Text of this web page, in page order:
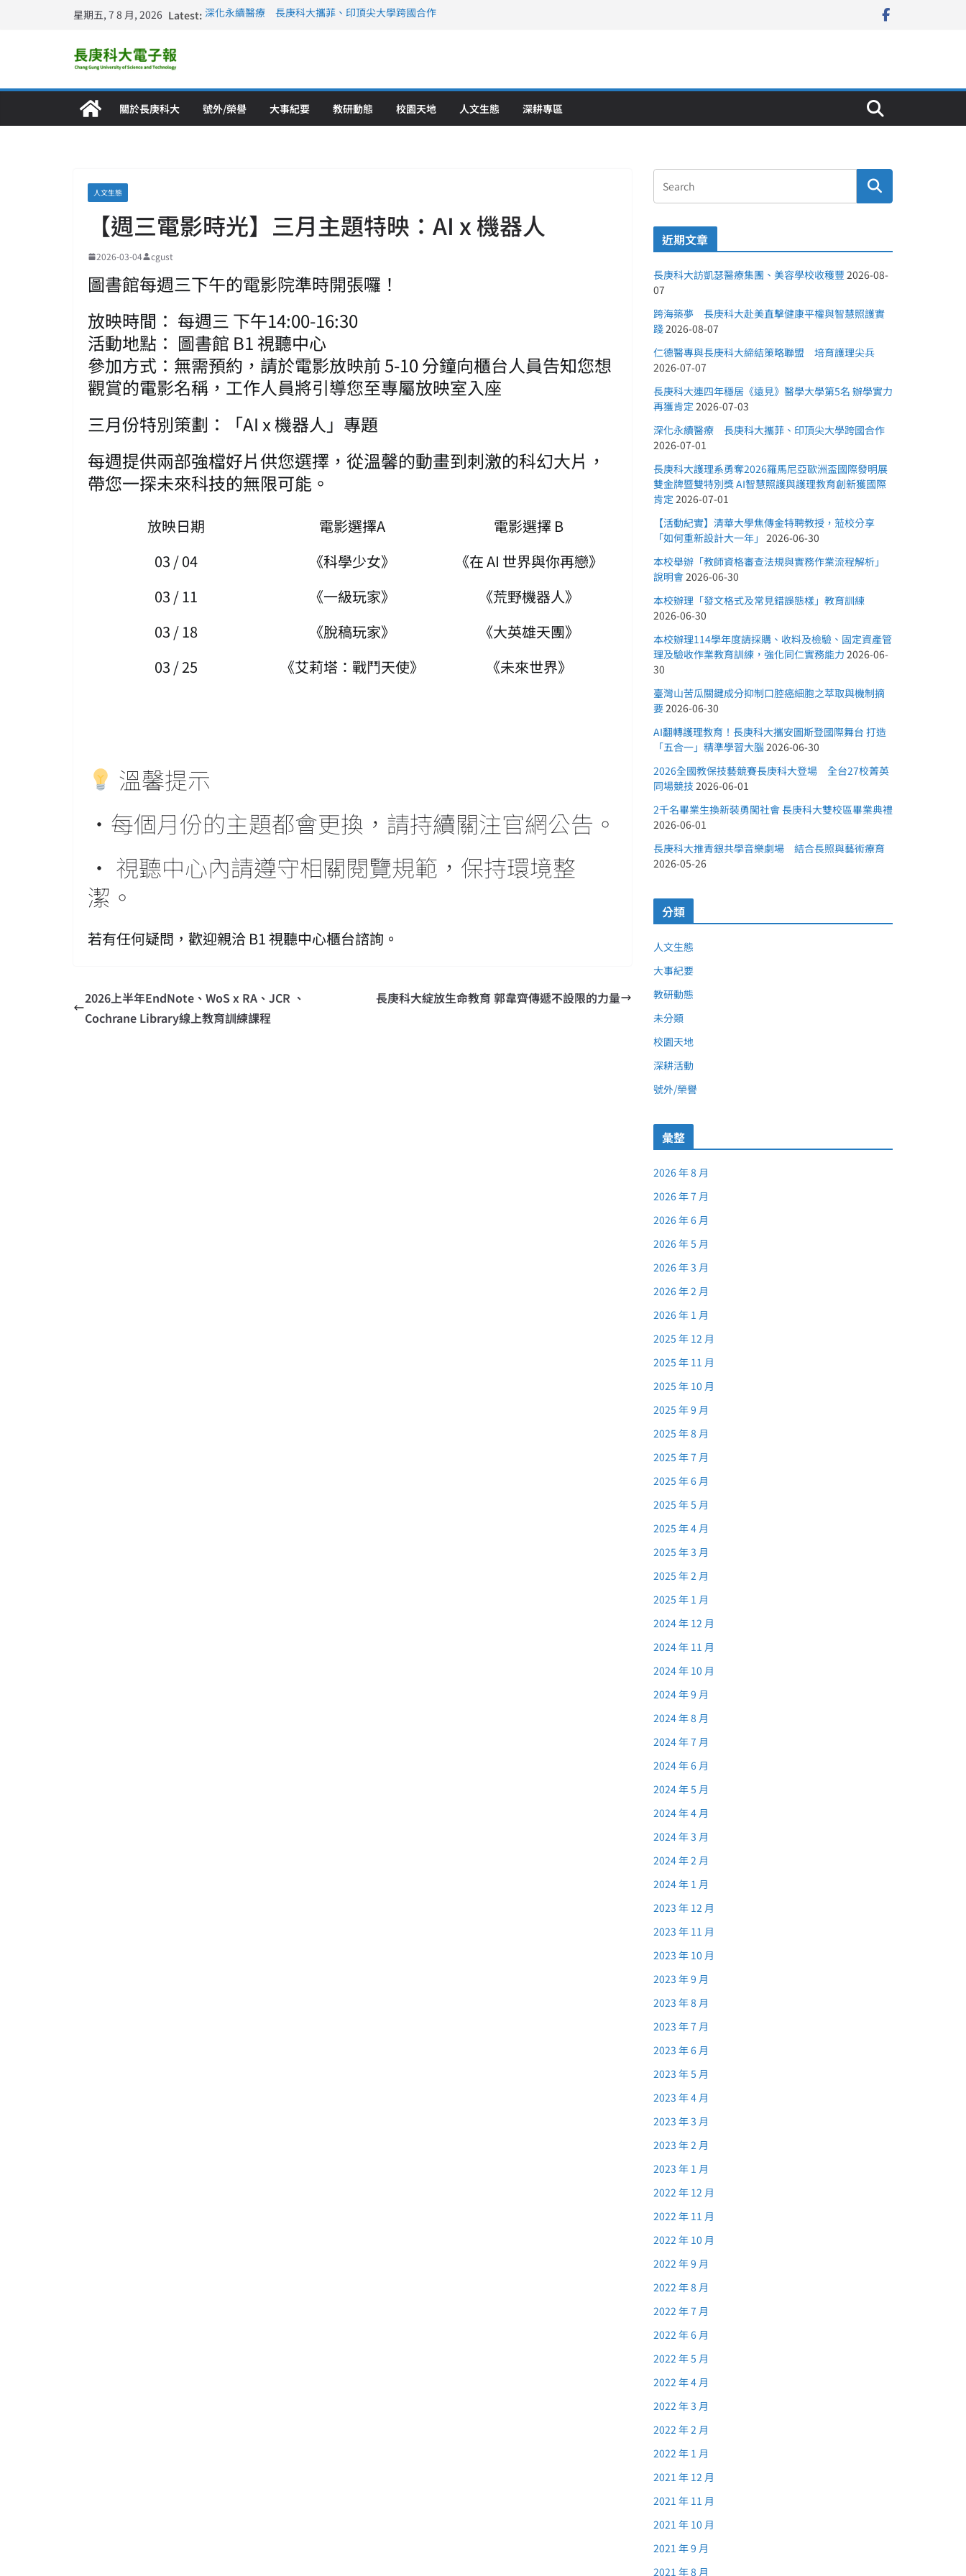
星期五, 7 8 月, 2026 Latest: 深化永續醫療 長庚科大攜菲、印頂尖大學跨國合作
關於長庚科大 號外/榮譽 大事紀要 教研動態 校園天地 人文生態 深耕專區
人文生態
【週三電影時光】三月主題特映：AI x 機器人
2026-03-04 cgust
圖書館每週三下午的電影院準時開張囉！
放映時間： 每週三 下午14:00-16:30
活動地點： 圖書館 B1 視聽中心
參加方式：無需預約，請於電影放映前 5-10 分鐘向櫃台人員告知您想
觀賞的電影名稱，工作人員將引導您至專屬放映室入座
三月份特別策劃：「AI x 機器人」專題
每週提供兩部強檔好片供您選擇，從溫馨的動畫到刺激的科幻大片，
帶您一探未來科技的無限可能。
放映日期 電影選擇A
電影選擇 B
03 / 04
《科學少女》
《在 AI 世界與你再戀》
03 / 11
《一級玩家》
《荒野機器人》
03 / 18
《脫稿玩家》
《大英雄天團》
03 / 25
《艾莉塔：戰鬥天使》 《未來世界》
溫馨提示
·每個月份的主題都會更換，請持續關注官網公告。
· 視聽中心內請遵守相關閱覽規範，保持環境整
潔。
若有任何疑問，歡迎親洽 B1 視聽中心櫃台諮詢。
2026上半年EndNote、WoS x RA、JCR 、
Cochrane Library線上教育訓練課程
長庚科大綻放生命教育 郭韋齊傳遞不設限的力量
近期文章
長庚科大訪凱瑟醫療集團、美容學校收穫豐 2026-08-
07
跨海築夢 長庚科大赴美直擊健康平權與智慧照護實
踐2026-08-07
仁德醫專與長庚科大締結策略聯盟 培育護理尖兵
2026-07-07
長庚科大連四年穩居《遠見》醫學大學第5名 辦學實力
再獲肯定 2026-07-03
深化永續醫療 長庚科大攜菲、印頂尖大學跨國合作
2026-07-01
長庚科大護理系勇奪2026羅馬尼亞歐洲盃國際發明展
雙金牌暨雙特別獎 AI智慧照護與護理教育創新獲國際
肯定 2026-07-01
【活動紀實】清華大學焦傳金特聘教授，蒞校分享
「如何重新設計大一年」 2026-06-30
本校舉辦「教師資格審查法規與實務作業流程解析」
說明會2026-06-30
本校辦理「發文格式及常見錯誤態樣」教育訓練
2026-06-30
本校辦理114學年度請採購、收料及檢驗、固定資產管
理及驗收作業教育訓練，強化同仁實務能力 2026-06-
30
臺灣山苦瓜關鍵成分抑制口腔癌細胞之萃取與機制摘
要2026-06-30
AI翻轉護理教育！長庚科大攜安圖斯登國際舞台 打造
「五合一」精準學習大腦 2026-06-30
2026全國教保技藝競賽長庚科大登場 全台27校菁英
同場競技 2026-06-01
2千名畢業生換新裝勇闖社會 長庚科大雙校區畢業典禮
2026-06-01
長庚科大推青銀共學音樂劇場 結合長照與藝術療育
2026-05-26
分類
人文生態
大事紀要
教研動態
未分類
校園天地
深耕活動
號外/榮譽
彙整
2026 年 8 月
2026 年 7 月
2026 年 6 月
2026 年 5 月
2026 年 3 月
2026 年 2 月
2026 年 1 月
2025 年 12 月
2025 年 11 月
2025 年 10 月
2025 年 9 月
2025 年 8 月
2025 年 7 月
2025 年 6 月
2025 年 5 月
2025 年 4 月
2025 年 3 月
2025 年 2 月
2025 年 1 月
2024 年 12 月
2024 年 11 月
2024 年 10 月
2024 年 9 月
2024 年 8 月
2024 年 7 月
2024 年 6 月
2024 年 5 月
2024 年 4 月
2024 年 3 月
2024 年 2 月
2024 年 1 月
2023 年 12 月
2023 年 11 月
2023 年 10 月
2023 年 9 月
2023 年 8 月
2023 年 7 月
2023 年 6 月
2023 年 5 月
2023 年 4 月
2023 年 3 月
2023 年 2 月
2023 年 1 月
2022 年 12 月
2022 年 11 月
2022 年 10 月
2022 年 9 月
2022 年 8 月
2022 年 7 月
2022 年 6 月
2022 年 5 月
2022 年 4 月
2022 年 3 月
2022 年 2 月
2022 年 1 月
2021 年 12 月
2021 年 11 月
2021 年 10 月
2021 年 9 月
2021 年 8 月